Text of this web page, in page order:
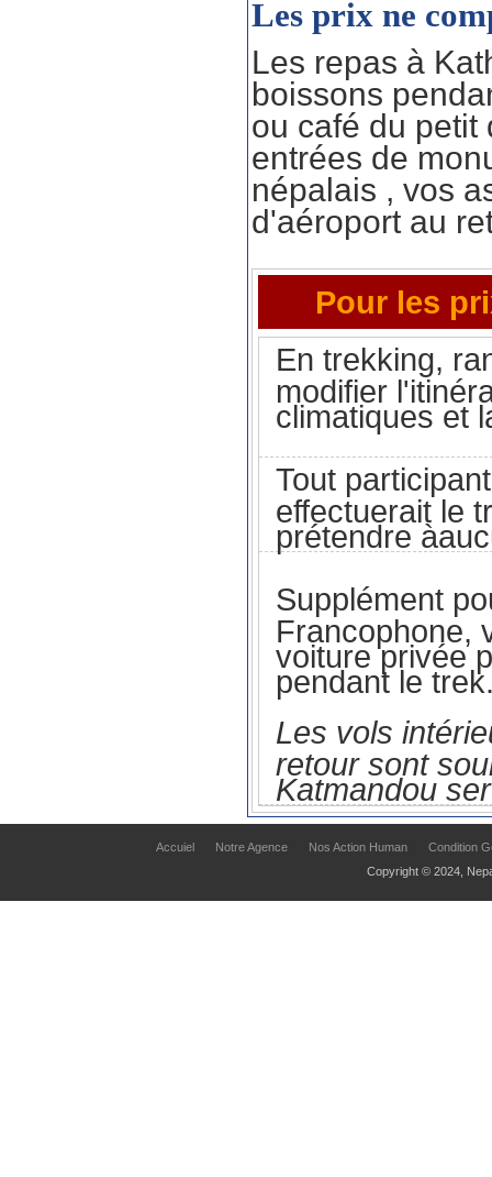
Les prix ne
Les repas à
boissons
ou café du petit
entrées de
népalais , vos
d'aéroport au
Pour les
En trekking,
modifier
climatiques et
Tout
effectuerait le
prétendre
Supplément
Francophone,
voiture privée
pendant le
Les vols
retour sont
Katmandou
Accuiel Notre Agence Nos Action Human
Condition
Copyright © 2024,